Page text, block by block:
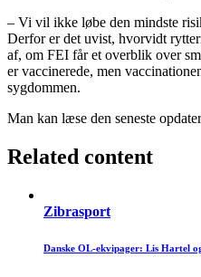
– Vi vil ikke løbe den mindste
Derfor er det uvist, hvorvidt
af, om FEI får et overblik over
er vaccinerede, men
sygdommen.
Man kan læse den seneste
Related content
Zibrasport
Danske OL-ekvipager: Lis Hartel